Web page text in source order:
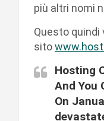
più altri nomi
Questo
sito
Hosting
And You
On